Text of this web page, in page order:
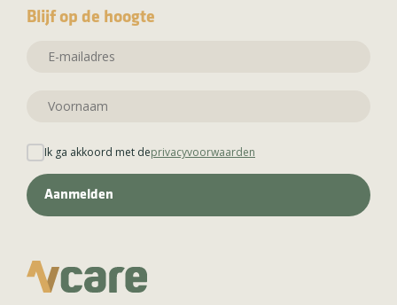
Blijf op de hoogte
Ik ga akkoord met deprivacyvoorwaarden